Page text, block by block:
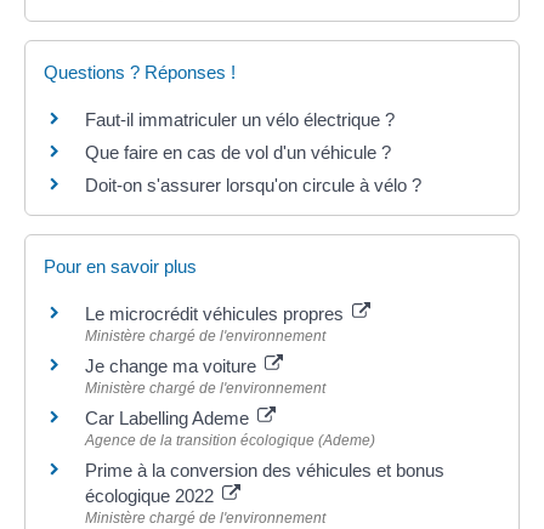
Questions ? Réponses !
Faut-il immatriculer un vélo électrique ?
Que faire en cas de vol d'un véhicule ?
Doit-on s'assurer lorsqu'on circule à vélo ?
Pour en savoir plus
Le microcrédit véhicules propres
Ministère chargé de l'environnement
Je change ma voiture
Ministère chargé de l'environnement
Car Labelling Ademe
Agence de la transition écologique (Ademe)
Prime à la conversion des véhicules et bonus
écologique 2022
Ministère chargé de l'environnement